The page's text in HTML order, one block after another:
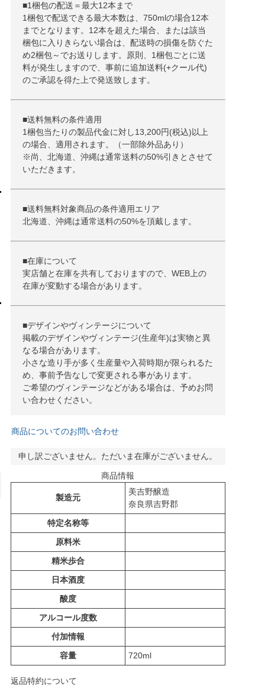
■1梱包の配送＝最大12本まで
1梱包で配送できる最大本数は、750mlの場合12本
までとなります。12本を超えた場合、または該当
梱包に入りきらない場合は、配送時の損傷を防ぐた
め2梱包～でお送りします。原則、1梱包ごとに送
料が発生しますので、事前に追加送料(+クール代)
のご承認を得た上で発送致します。
■送料無料の条件適用
1梱包当たりの製品代金に対し13,200円(税込)以上
の場合、適用されます。（一部除外品あり）
※尚、北海道、沖縄は通常送料の50%引きとさせて
いただきます。
■送料無料対象商品の条件適用エリア
北海道、沖縄は通常送料の50%を頂戴します。
■在庫について
実店舗と在庫を共有しておりますので、WEB上の
在庫が変動する場合があります。
■デザインやヴィンテージについて
掲載のデザインやヴィンテージ(生産年)は実物と異
なる場合があります。
小さな造り手が多く生産量や入荷時期が限られるた
め、事前予告なしで変更される事があります。
ご希望のヴィンテージなどがある場合は、予めお問
い合わせください。
商品についてのお問い合わせ
申し訳ございません。ただいま在庫がございません。
商品情報
製造元
美吉野醸造
奈良県吉野郡
特定名称等
原料米
精米歩合
日本酒度
酸度
アルコール度数
付加情報
容量
720ml
返品特約について